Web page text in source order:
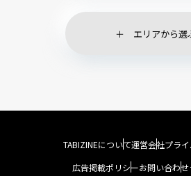
エリアから選
TABIZINEについて運営会社プラ
広告掲載ポリシーお問い合わせ